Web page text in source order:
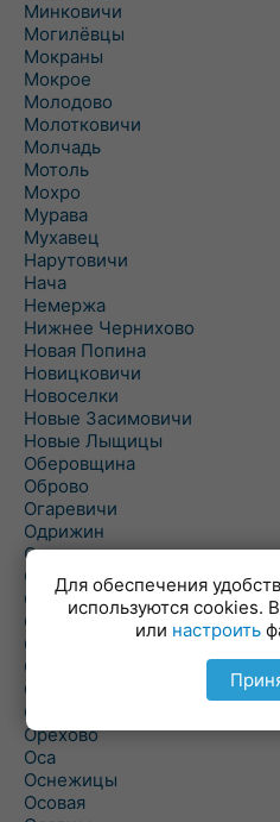
Минковичи
Могилёвцы
Мокраны
Мокрое
Молодово
Молотковичи
Молчадь
Мотоль
Мохро
Мурава
Мухавец
Нарутовичи
Нача
Немержа
Нижнее Чернихово
Новая Попина
Новицковичи
Новоселки
Новые Засимовичи
Новые Лыщицы
Оберовщина
Оброво
Огаревичи
Одрижин
Оздамичи
Озяты
Олтуш
Ольманы
Ольпень
Ольшаны
Омельная
Ополь
Орехово
Оса
Оснежицы
Осовая
Для обеспечения
используются cookies.
или настроить